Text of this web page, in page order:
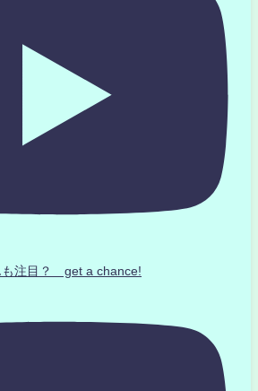
も注目？ get a chance!